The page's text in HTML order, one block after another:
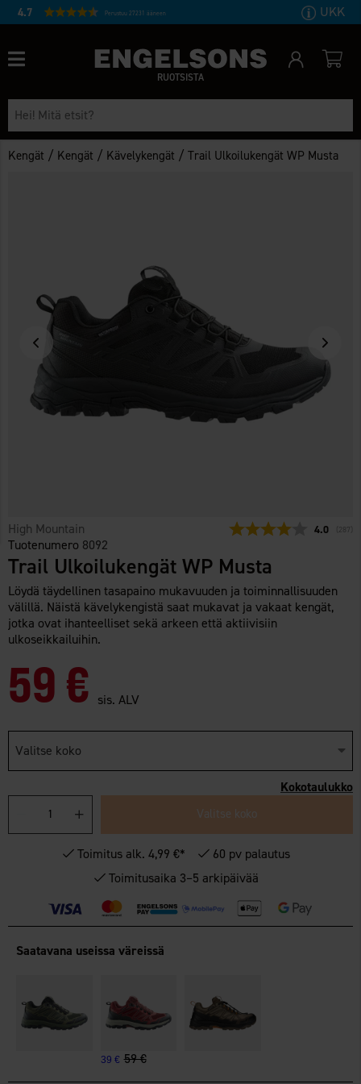
4.7 Perustuu 27231 ääneen UKK
RUOTSISTA
Kengät / Kengät / Kävelykengät /Trail Ulkoilukengät WP Musta
High Mountain
Tuotenumero 8092
4.0 äänet:
287
Trail Ulkoilukengät WP Musta
Löydä täydellinen tasapaino mukavuuden ja toiminnallisuuden
välillä. Näistä kävelykengistä saat mukavat ja vakaat kengät,
jotka ovat ihanteelliset sekä arkeen että aktiivisiin
ulkoseikkailuihin.
59 € sis. ALV
Valitse koko
Kokotaulukko
Valitse koko
Toimitus alk. 4,99 €*
60 pv palautus
Toimitusaika 3–5 arkipäivää
Saatavana useissa väreissä
39 € 59 €